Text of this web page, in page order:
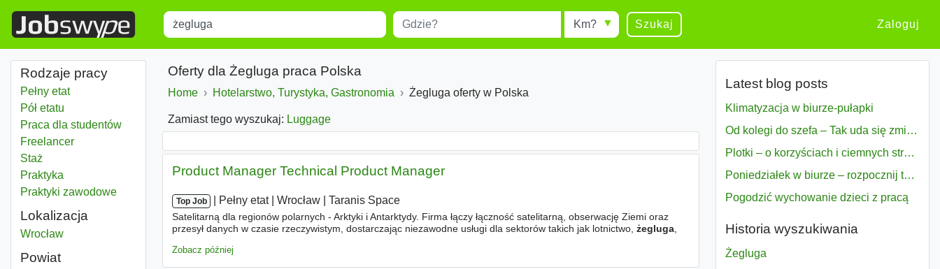
Title Miejscowość Radius Szukaj Zaloguj
Rodzaje pracy
Pełny etat
Pół etatu
Praca dla studentów
Freelancer
Staż
Praktyka
Praktyki zawodowe
Lokalizacja
Żegluga
Wrocław
Powiat
Oferty dla Żegluga praca Polska
Home Hotelarstwo, Turystyka, Gastronomia Żegluga oferty w Polska
Zamiast tego wyszukaj: Luggage
Product Manager Technical Product Manager
Top Job Pełny etat| Wrocław Taranis Space
Satelitarną dla regionów polarnych - Arktyki i Antarktydy. Firma łączy łączność satelitarną, obserwację Ziemi oraz
przesył danych w czasie rzeczywistym, dostarczając niezawodne usługi dla sektorów takich jak lotnictwo, żegluga,
Zobacz później
Latest blog posts
Klimatyzacja w biurze-pułapki
Od kolegi do szefa – Tak uda się zmiana bezproblemowo
Plotki – o korzyściach i ciemnych stronach
Poniedziałek w biurze – rozpocznij tydzień w pełni zmotywowany
Pogodzić wychowanie dzieci z pracą
Historia wyszukiwania
Żegluga